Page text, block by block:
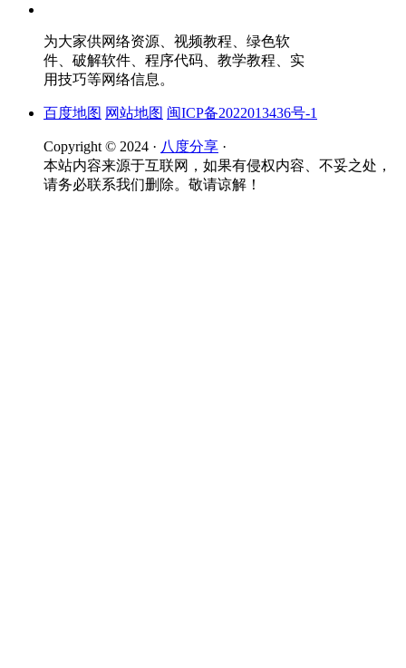
为大家供网络资源、视频教程、绿色软
件、破解软件、程序代码、教学教程、实
用技巧等网络信息。
百度地图 网站地图 闽ICP备2022013436号-1
Copyright © 2024 · 八度分享 ·
本站内容来源于互联网，如果有侵权内容、不妥之处，
请务必联系我们删除。敬请谅解！